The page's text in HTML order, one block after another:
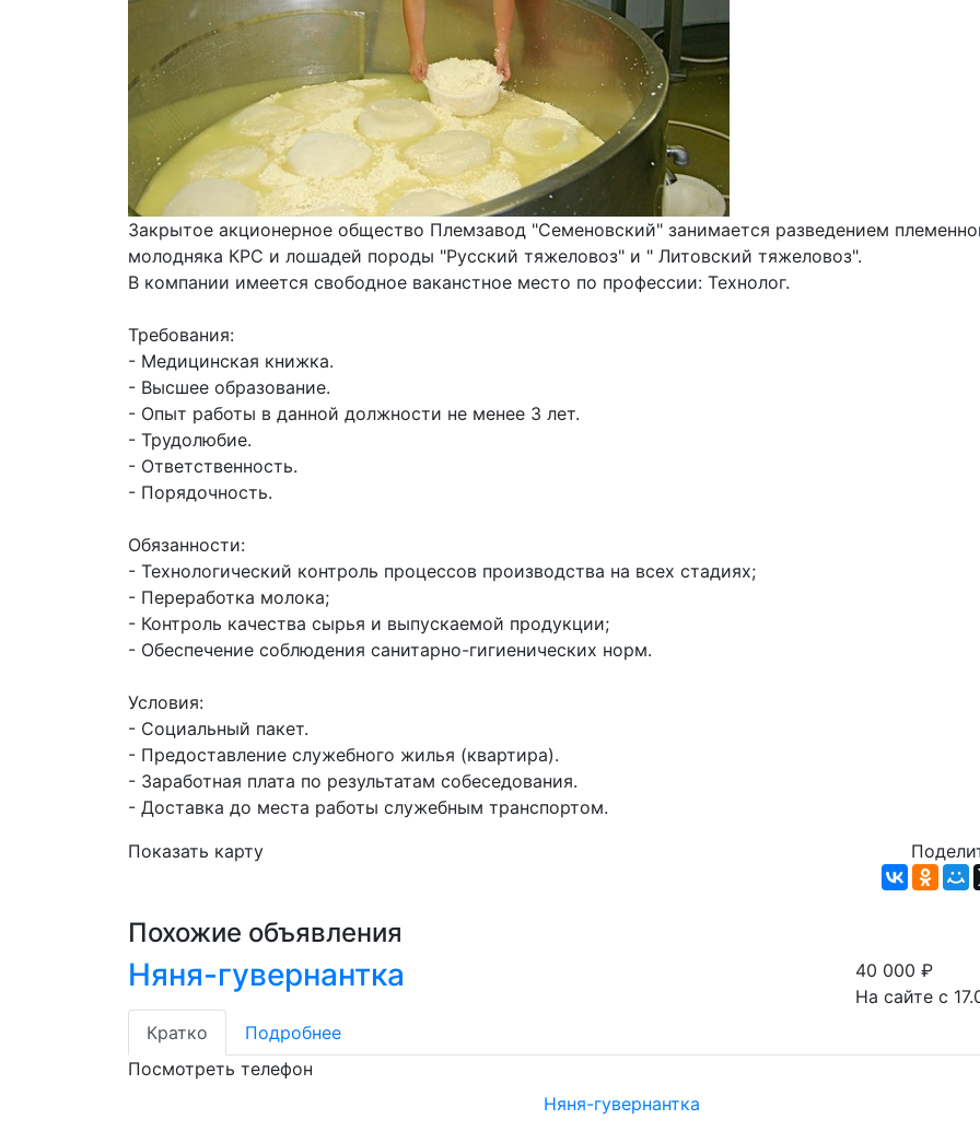
Закрытое акционерное общество Племзавод "Семеновский" занимается разведением
молодняка КРС и лошадей породы "Русский тяжеловоз" и " Литовский тяжеловоз".
В компании имеется свободное ваканстное место по профессии: Технолог.
Требования:
- Медицинская книжка.
- Высшее образование.
- Опыт работы в данной должности не менее 3 лет.
- Трудолюбие.
- Ответственность.
- Порядочность.
Обязанности:
- Технологический контроль процессов производства на всех стадиях;
- Переработка молока;
- Контроль качества сырья и выпускаемой продукции;
- Обеспечение соблюдения санитарно-гигиенических норм.
Условия:
- Социальный пакет.
- Предоставление служебного жилья (квартира).
- Заработная плата по результатам собеседования.
- Доставка до места работы служебным транспортом.
Показать карту
Похожие объявления
Няня-гувернантка 40 000 ₽
На сайте с
Кратко
Подробнее
Посмотреть телефон
Няня-гувернантка